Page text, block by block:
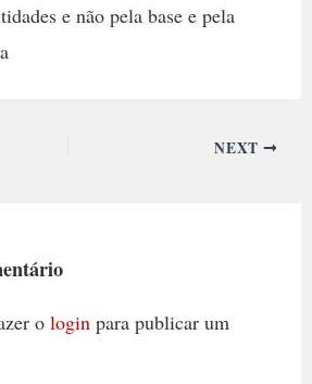
e não pela base e pela
NEXT
o loginpara publicar um